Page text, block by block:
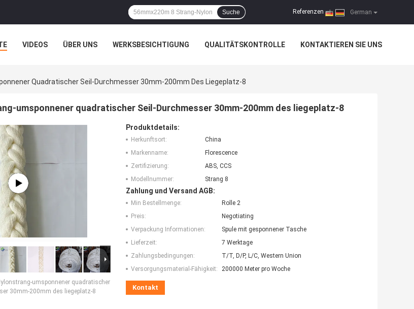
German
Referenzen |
Suche
VIDEOS ÜBER UNS WERKSBESICHTIGUNG QUALITÄTSKONTROLLE KONTAKTIEREN SIE UNS
Quadratischer Seil-Durchmesser 30mm-200mm Des Liegeplatz-8
umsponnener quadratischer Seil-Durchmesser 30mm-200mm des liegeplatz-8
umsponnener quadratischer
30mm-200mm des liegeplatz-8
Produktdetails:
Herkunftsort:
China
Markenname:
Florescence
Zertifizierung:
ABS, CCS
Modellnummer:
Strang 8
Zahlung und Versand AGB:
Min Bestellmenge:
Rolle 2
Preis:
Negotiating
Verpackung Informationen:
Spule mit gesponnener Tasche
Lieferzeit:
7 Werktage
Zahlungsbedingungen:
T/T, D/P, L/C, Western Union
Versorgungsmaterial-Fähigkeit:
200000 Meter pro Woche
Kontakt